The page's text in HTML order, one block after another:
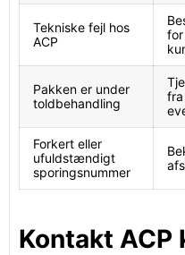
Tekniske fejl hos
ACP
Pakken er under
toldbehandling
Forkert eller
ufuldstændigt
sporingsnummer
Kontakt ACP